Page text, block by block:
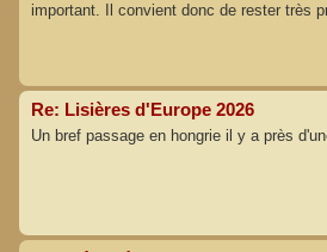
important. Il convient donc de rester très
Re: Lisières d'Europe 2026
Un bref passage en hongrie il y a près